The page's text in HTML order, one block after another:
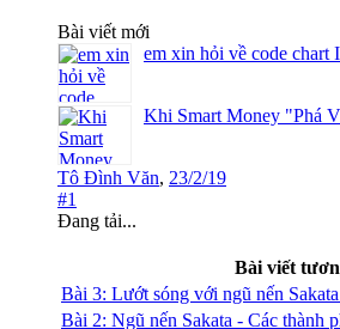
Bài viết mới
em xin hỏi về code chart
Khi Smart Money "Phá
Tô Đình Văn, 23/2/19
#1
Đang tải...
Bài viết
Bài 3: Lướt sóng với ngũ nến
Bài 2: Ngũ nến Sakata - Các thành